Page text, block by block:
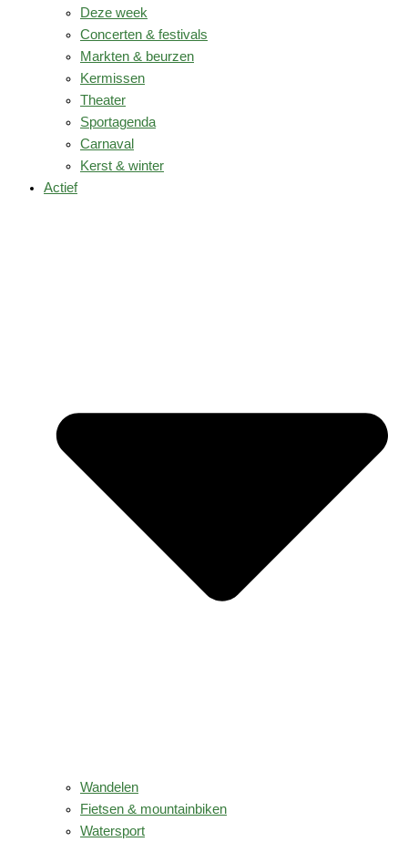
Deze week
Concerten & festivals
Markten & beurzen
Kermissen
Theater
Sportagenda
Carnaval
Kerst & winter
Actief
Wandelen
Fietsen & mountainbiken
Watersport